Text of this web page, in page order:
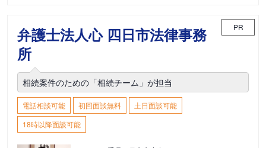
弁護士法人心 四日市法律事務
所
PR
相続案件のための「相続チーム」が担当
電話相談可能 初回面談無料
土日面談可能
18時以降面談可能